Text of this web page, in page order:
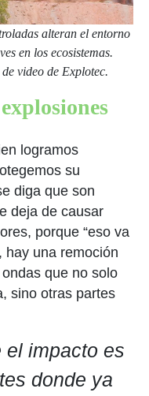
alteran el entorno
en los ecosistemas.
video de Explotec.
logramos
su
diga que son
deja de causar
porque “eso va
hay una remoción
que no solo
sino otras partes
el impacto es
donde ya